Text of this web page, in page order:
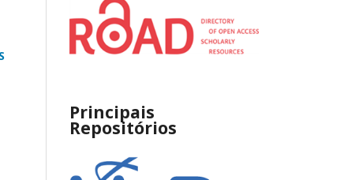
Principais
Repositórios